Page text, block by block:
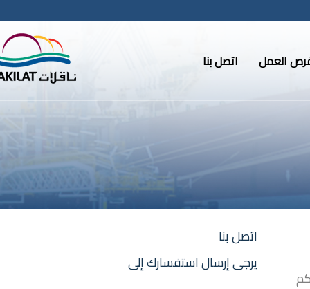
العمل اتصل بنا
اتصل بنا
يرجى إرسال استفسارك إلى